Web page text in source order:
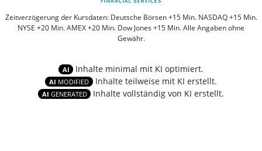
Zeitverzögerung der Kursdaten: Deutsche Börsen +15 Min. NASDAQ +15 Min.
NYSE +20 Min. AMEX +20 Min. Dow Jones +15 Min. Alle Angaben ohne
Gewähr.
AI Inhalte minimal mit KI optimiert.
AI MODIFIED Inhalte teilweise mit KI erstellt.
AI GENERATED Inhalte vollständig von KI erstellt.